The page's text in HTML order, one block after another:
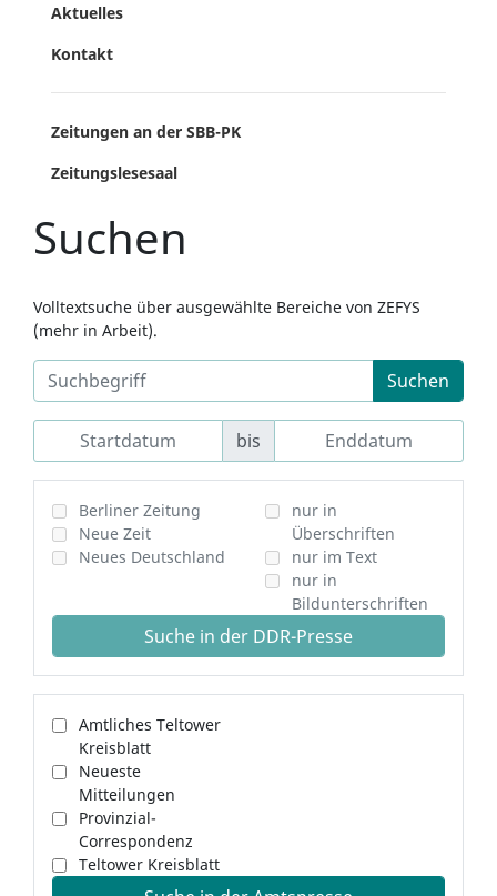
Aktuelles
Kontakt
Zeitungen an der SBB-PK
Zeitungslesesaal
Suchen
Volltextsuche über ausgewählte Bereiche von ZEFYS
(mehr in Arbeit).
Suchen
bis
Berliner Zeitung
Neue Zeit
Neues Deutschland
nur in
Überschriften
nur im Text
nur in
Bildunterschriften
Suche in der DDR-Presse
Amtliches Teltower
Kreisblatt
Neueste
Mitteilungen
Provinzial-
Correspondenz
Teltower Kreisblatt